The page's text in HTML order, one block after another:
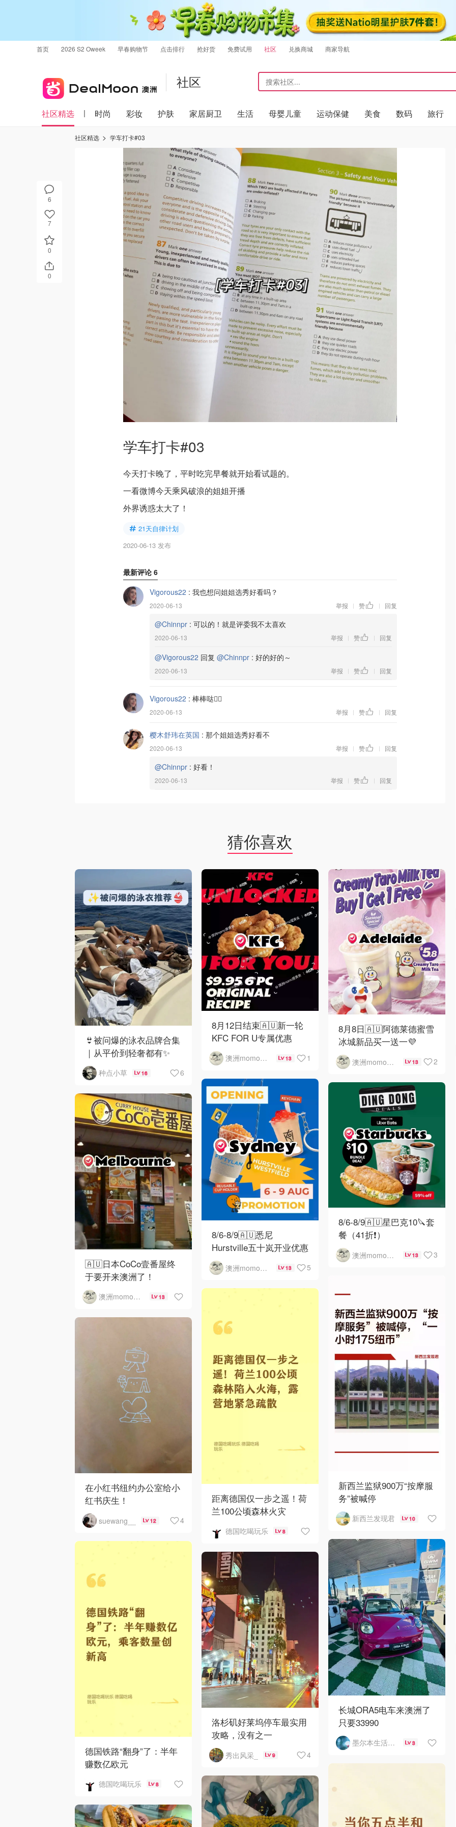
首页 2026 S2 Oweek 早春购物节 点击排行 抢好货 免费试用 社区 兑换商城 商家导航
社区
社区精选 时尚 彩妆 护肤 家居厨卫 生活 母婴儿童 运动保健 美食 数码 旅行
6
7
0
0
社区精选 学车打卡#03
学车打卡#03
今天打卡晚了，平时吃完早餐就开始看试题的。
一看微博今天乘风破浪的姐姐开播
外界诱惑太大了！
21天自律计划
2020-06-13 发布
最新评论 6
Vigorous22 : 我也想问姐姐选秀好看吗？
2020-06-13 举报 | 赞 | 回复
@Chinnpr : 可以的！就是评委我不太喜欢
2020-06-13 举报 | 赞 | 回复
@Vigorous22 回复 @Chinnpr : 好的好的～
2020-06-13 举报 | 赞 | 回复
Vigorous22 : 棒棒哒👍🏻
2020-06-13 举报 | 赞 | 回复
樱木舒玮在英国 : 那个姐姐选秀好看不
2020-06-13 举报 | 赞 | 回复
@Chinnpr : 好看！
2020-06-13 举报 | 赞 | 回复
猜你喜欢
👙被问爆的泳衣品牌合集
｜从平价到轻奢都有✨
种点小草 16 6
8月12日结束🇦🇺新一轮
KFC FOR U专属优惠
澳洲momo爱吃 13 1
8月8日🇦🇺阿德莱德蜜雪
冰城新品买一送一💜
澳洲momo爱吃 13 2
8/6-8/9🇦🇺悉尼
Hurstville五十岚开业优惠
澳洲momo爱吃 13 5
8/6-8/9🇦🇺星巴克10🔪套
餐（41折❗）
澳洲momo爱吃 13 3
🇦🇺日本CoCo壹番屋终
于要开来澳洲了！
澳洲momo爱吃 13
新西兰监狱900万“按摩服
务”被喊停
新西兰发现君 10
距离德国仅一步之遥！荷
兰100公顷森林火灾
德国吃喝玩乐 8
在小红书纽约办公室给小
红书庆生！
suewang__ 12 4
长城ORA5电车来澳洲了
只要33990
墨尔本生活指南 3
德国铁路“翻身”了：半年
赚数亿欧元
德国吃喝玩乐 8
洛杉矶好莱坞停车最实用
攻略，没有之一
秀出风采_ 9 4